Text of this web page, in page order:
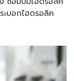
บอกไฮดรอลิค